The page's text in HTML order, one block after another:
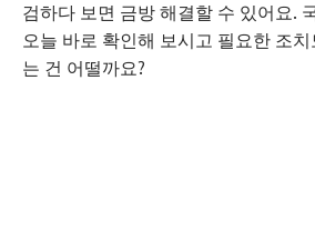
검하다 보면 금방 해결할 수 있어요.
오늘 바로 확인해 보시고 필요한 조
는 건 어떨까요?